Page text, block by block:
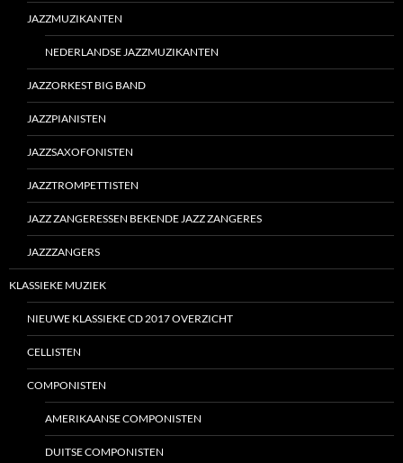
JAZZMUZIKANTEN
NEDERLANDSE JAZZMUZIKANTEN
JAZZORKEST BIG BAND
JAZZPIANISTEN
JAZZSAXOFONISTEN
JAZZTROMPETTISTEN
JAZZ ZANGERESSEN BEKENDE JAZZ ZANGERES
JAZZZANGERS
KLASSIEKE MUZIEK
NIEUWE KLASSIEKE CD 2017 OVERZICHT
CELLISTEN
COMPONISTEN
AMERIKAANSE COMPONISTEN
DUITSE COMPONISTEN